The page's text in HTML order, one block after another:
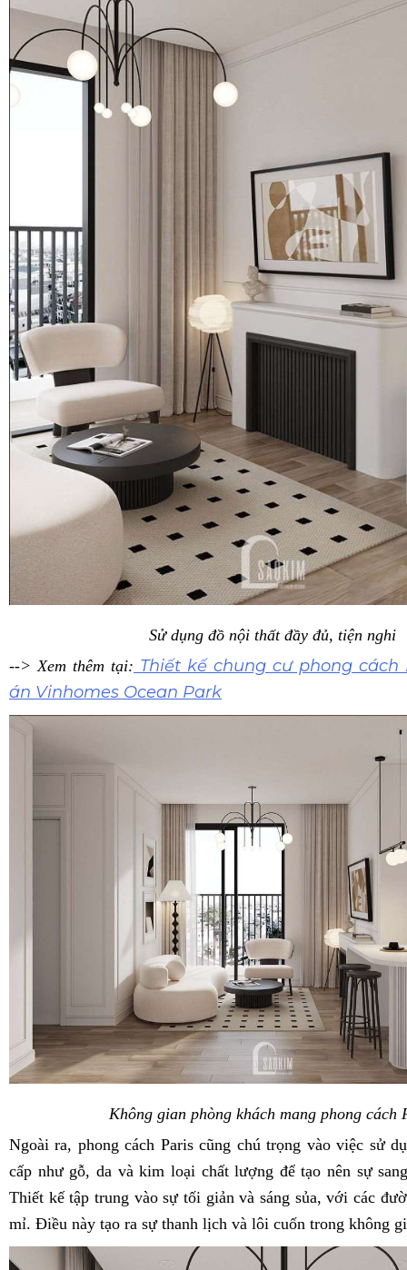
Sử dụng đồ nội thất đầy đủ, tiện nghi
--> Xem thêm tại: Thiết kế chung cư phong cách
án Vinhomes Ocean Park
Không gian phòng khách mang phong cách
Ngoài ra, phong cách Paris cũng chú trọng vào việc sử
cấp như gỗ, da và kim loại chất lượng để tạo nên sự
Thiết kế tập trung vào sự tối giản và sáng sủa, với các
mỉ. Điều này tạo ra sự thanh lịch và lôi cuốn trong không